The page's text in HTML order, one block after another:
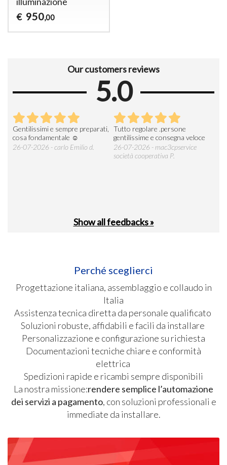
€ 950,00
Our customers reviews
5.0
Gentilissimi e sempre preparati,
cosa fondamentale ☺️
26-07-2026 - carlo Emilio d.
Tutto regolare .persone
gentilissime e consegna veloce
26-07-2026 - mac3cpservice
società cooperativa P.
Show all feedbacks »
Perché sceglierci
Progettazione italiana, assemblaggio e collaudo in
Italia
Assistenza tecnica diretta da personale qualificato
Soluzioni robuste, affidabili e facili da installare
Personalizzazione e configurazione su richiesta
Documentazioni tecniche chiare e conformità
elettrica
Spedizioni rapide e ricambi sempre disponibili
La nostra missione:rendere semplice l’automazione
dei servizi a pagamento, con soluzioni professionali e
immediate da installare.